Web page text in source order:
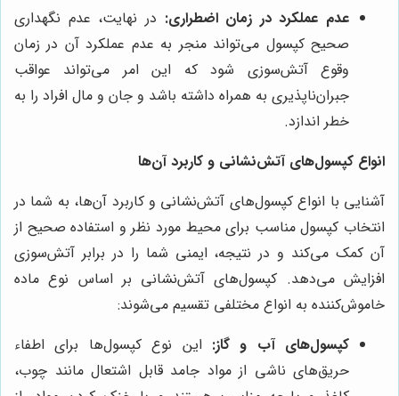
عدم عملکرد در زمان اضطراری: در نهایت، عدم نگهداری
صحیح کپسول می‌تواند منجر به عدم عملکرد آن در زمان
وقوع آتش‌سوزی شود که این امر می‌تواند عواقب
جبران‌ناپذیری به همراه داشته باشد و جان و مال افراد را به
خطر اندازد.
انواع کپسول‌های آتش‌نشانی و کاربرد آن‌ها
آشنایی با انواع کپسول‌های آتش‌نشانی و کاربرد آن‌ها، به شما در
انتخاب کپسول مناسب برای محیط مورد نظر و استفاده صحیح از
آن کمک می‌کند و در نتیجه، ایمنی شما را در برابر آتش‌سوزی
افزایش می‌دهد. کپسول‌های آتش‌نشانی بر اساس نوع ماده
خاموش‌کننده به انواع مختلفی تقسیم می‌شوند:
کپسول‌های آب و گاز: این نوع کپسول‌ها برای اطفاء
حریق‌های ناشی از مواد جامد قابل اشتعال مانند چوب،